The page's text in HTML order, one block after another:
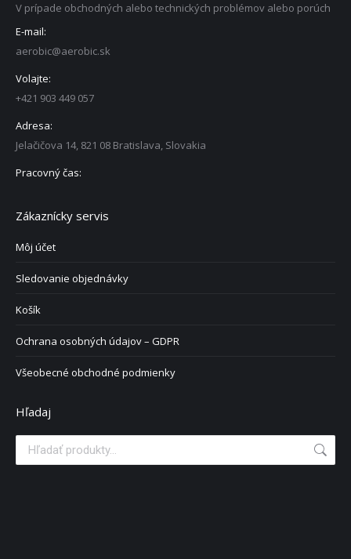
V prípade obchodných alebo technických problémov alebo porúch
E-mail:
aerobic@aerobic.sk
Volajte:
+421 903 449 057
Adresa:
Jelačičova 14, 821 08 Bratislava, Slovakia
Pracovný čas:
Zákaznícky servis
Môj účet
Sledovanie objednávky
Košík
Ochrana osobných údajov – GDPR
Všeobecné obchodné podmienky
Hľadaj